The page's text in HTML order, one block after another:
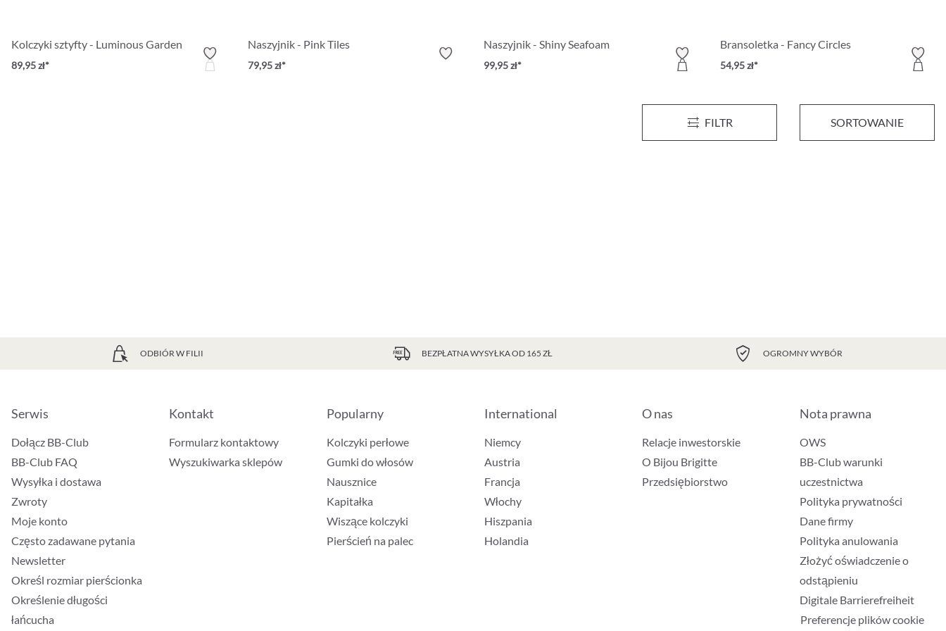
FILTR SORTOWANIE
Kolczyki sztyfty - Luminous Garden
89,95 zł*
Naszyjnik - Pink Tiles
79,95 zł*
Naszyjnik - Shiny Seafoam
99,95 zł*
Bransoletka - Fancy Circles
54,95 zł*
ODBIÓR W FILII BEZPŁATNA WYSYŁKA OD 165 ZŁ OGROMNY WYBÓR
Serwis
Dołącz BB-Club
BB-Club FAQ
Wysyłka i dostawa
Zwroty
Moje konto
Często zadawane pytania
Newsletter
Określ rozmiar pierścionka
Określenie długości
łańcucha
Kontakt
Formularz kontaktowy
Wyszukiwarka sklepów
Popularny
Kolczyki perłowe
Gumki do włosów
Nausznice
Kapitałka
Wiszące kolczyki
Pierścień na palec
International
Niemcy
Austria
Francja
Włochy
Hiszpania
Holandia
O nas
Relacje inwestorskie
O Bijou Brigitte
Przedsiębiorstwo
Nota prawna
OWS
BB-Club warunki
uczestnictwa
Polityka prywatności
Dane firmy
Polityka anulowania
Złożyć oświadczenie o
odstąpieniu
Digitale Barrierefreiheit
Preferencje plików cookie